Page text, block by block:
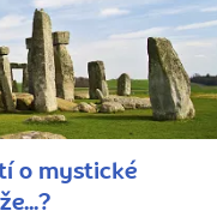
o mystické